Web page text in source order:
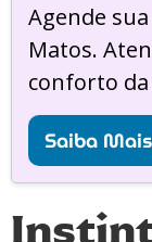
Agende
Matos.
conforto da
Saiba Mais